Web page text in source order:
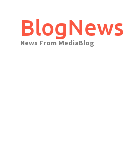
contentBlogNews
News From MediaBlog